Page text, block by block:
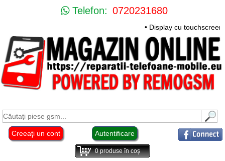
Telefon: 0720231680
• Display cu
Creeaţi un cont Autentificare
0produse în coş